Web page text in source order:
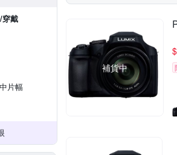
穿戴
片幅
補貨中
$